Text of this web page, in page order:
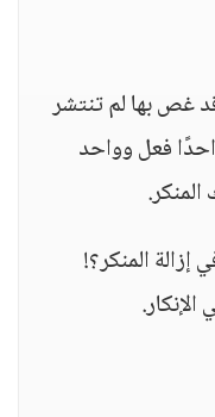
غص بها لم تنتشر
فعل وواحد
المنكر؟!